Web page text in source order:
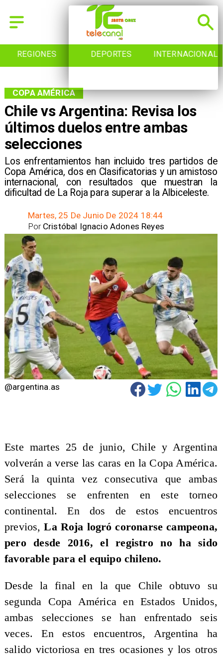
REGIONES DEPORTES INTERNACIONAL
Chile vs Argentina: Revisa los
últimos duelos entre ambas
selecciones
​Los enfrentamientos han incluido tres partidos de
Copa América, dos en Clasificatorias y un amistoso
internacional, con resultados que muestran la
dificultad de La Roja para superar a la Albiceleste.
COPA AMÉRICA
Martes, 25 De Junio De 2024 18:44
Cristóbal Ignacio Adones Reyes
Por
@argentina.as
Este martes 25 de junio, Chile y Argentina
volverán a verse las caras en la Copa América.
Será la quinta vez consecutiva que ambas
selecciones se enfrenten en este torneo
continental. En dos de estos encuentros
previos,La Roja logró coronarse campeona,
pero desde 2016, el registro no ha sido
favorable para el equipo chileno.
Desde la final en la que Chile obtuvo su
segunda Copa América en Estados Unidos,
ambas selecciones se han enfrentado seis
veces. En estos encuentros, Argentina ha
salido victoriosa en tres ocasiones y los otros